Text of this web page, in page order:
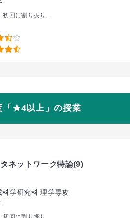
回に割り振り...
「★4以上」の授業
ネットワーク特論(9)
科学研究科 理学専攻
回に割り振り...